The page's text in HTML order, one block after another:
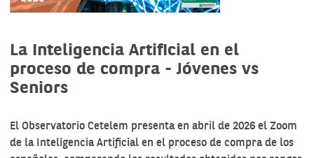
La Inteligencia Artificial en el
proceso de compra - Jóvenes vs
Seniors
El Observatorio Cetelem presenta en abril de 2026 el Zoom
de la Inteligencia Artificial en el proceso de compra de los